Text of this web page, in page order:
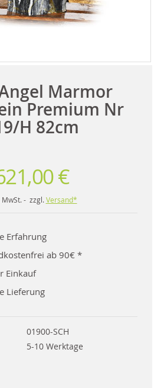
Marmor
Premium Nr
H 82cm
€
MwSt. - zzgl. Versand*
Erfahrung
ab 90€ *
Einkauf
Lieferung
01900-SCH
5-10 Werktage